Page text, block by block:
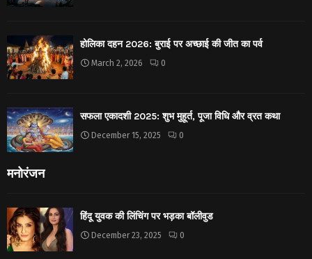
होलिका दहन 2026: बुराई पर अच्छाई की जीत का पर्व
March 2, 2026 0
सफला एकादशी 2025: शुभ मुहूर्त, पूजा विधि और व्रत कथा
December 15, 2025 0
मनोरंजन
हिंदू युवक की लिंचिंग पर भड़का बॉलीवुड
December 23, 2025 0